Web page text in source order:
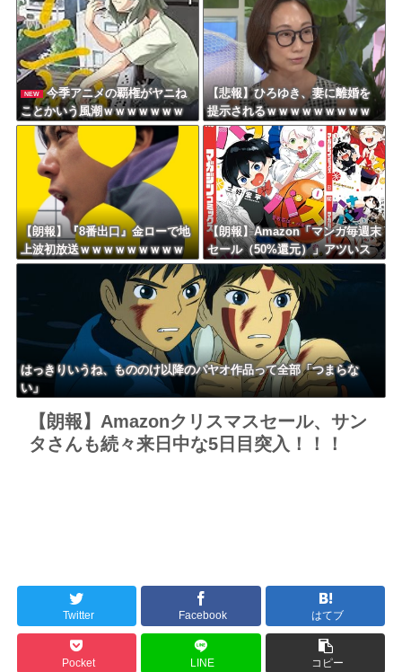
ｗｗｗ
NEW
今季アニメの覇権がヤニね
ことかいう風潮ｗｗｗｗｗｗｗ
ｗｗｗｗｗｗ
【悲報】ひろゆき、妻に離婚を
提示されるｗｗｗｗｗｗｗｗｗ
ｗｗｗｗｗｗｗ
【朗報】『8番出口』金ローで地
上波初放送ｗｗｗｗｗｗｗｗｗ
ｗｗｗｗ
【朗報】Amazon「マンガ毎週末
セール（50%還元）」アツいス
ポーツマンガ祭り最終日到
来！！！
はっきりいうね、もののけ以降のパヤオ作品って全部「つまらな
い」
【朗報】Amazonクリスマスセール、サン
タさんも続々来日中な5日目突入！！！
Twitter Facebook はてブ
Pocket LINE コピー